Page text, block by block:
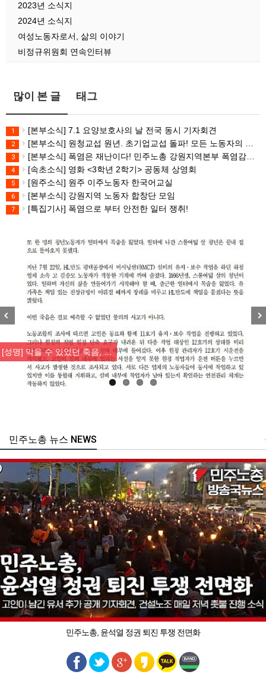
2023년 소식지
2024년 소식지
여성노동자로서, 삶의 이야기
비정규위원회 연속인터뷰
많이 본 글 태그
1 [본부소식] 7.1 요양보호사의 날 전국 동시 기자회견
2 [본부소식] 원청교섭 원년. 초기업교섭 돌파! 모든 노동자의 노동기본권 쟁취! 민주노총 7.15 총파업대회
3 [본부소식] 폭염은 재난이다! 민주노총 강원지역본부 폭염감시단 선포 기자회견
4 [속초소식] 영화 <3학년 2학기> 공동체 상영회
5 [원주소식] 원주 이주노동자 한국어교실
6 [본부소식] 강원지역 노동자 합창단 모임
7 [특집기사] 폭염으로 부터 안전한 일터 쟁취!
[성명] 막을 수 있었던 죽음, …
주노총 뉴스 NEWS
민주노총, 윤석열 정권 퇴진 투쟁 전면화